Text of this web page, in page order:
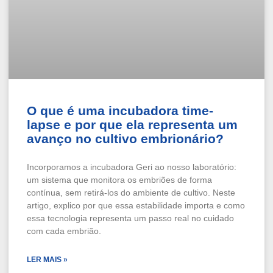
O que é uma incubadora time-
lapse e por que ela representa um
avanço no cultivo embrionário?
Incorporamos a incubadora Geri ao nosso laboratório:
um sistema que monitora os embriões de forma
contínua, sem retirá-los do ambiente de cultivo. Neste
artigo, explico por que essa estabilidade importa e como
essa tecnologia representa um passo real no cuidado
com cada embrião.
LER MAIS »